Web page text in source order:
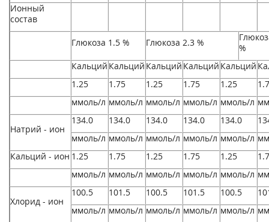
Ионный
состав
Глюкоза 1.5 % Глюкоза 2.3 %
%
Кальций Кальций Кальций Кальций Кальций
1.25
1.75 1.25 1.75 1.25
ммоль/л ммоль/л ммоль/л ммоль/л ммоль/л
Натрий - ион
134.0 134.0 134.0 134.0 134.0
ммоль/л ммоль/л ммоль/л ммоль/л ммоль/л
Кальций - ион 1.25 1.75 1.25 1.75 1.25
ммоль/л ммоль/л ммоль/л ммоль/л ммоль/л
Хлорид - ион
100.5 101.5 100.5 101.5 100.5
ммоль/л ммоль/л ммоль/л ммоль/л ммоль/л